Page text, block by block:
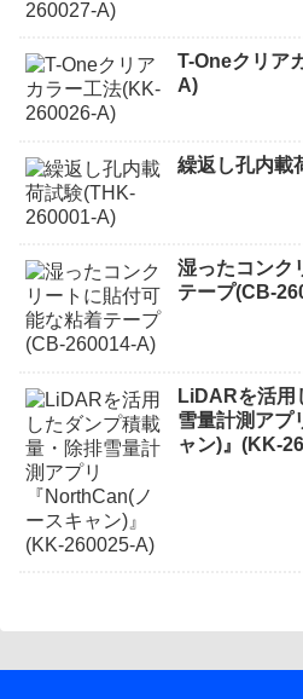
T-Oneクリア
A)
繰返し孔内載
湿ったコンク
テープ(CB-
LiDARを活用
雪量計測アプ
ャン)』(KK-